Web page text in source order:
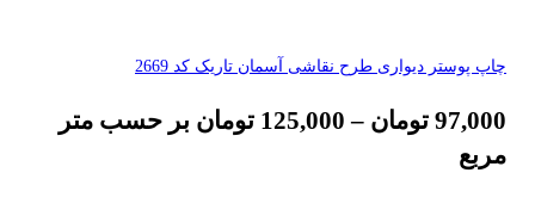
چاپ پوستر دیواری طرح نقاشی آسمان تاریک کد 2669
97,000 تومان –
125,000 تومان بر حسب متر
مربع